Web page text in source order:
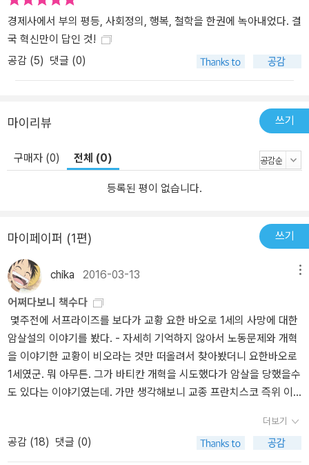
의 조건을 두루 갖춘 경제를 지칭하기 위해 사용하는 <근대 경제>는
미국과 영국 등의 <자본주의 경제>이다. 그러나 모든 자본주의 경제
가 근대 경제는 아니며, 따라서 이 책에서는 근대 경제라는 표현이 좀
더 정확한 표현이 된다. 이 책에 따르면 상업 자본주의에서 진화한 근
대 경제는 19세 초부터 놀라운 번영을 구가했다. 무엇이 달라졌을까?
명과 산업 혁명에 따른 생산성 도약은 그간 가장 설득력 있는 설명으
로 여겨졌다. 그러나 펠프스는 실증 지표를 통해 이 같은 설명이 사실
과 잘 부합하지 않는다고 반박한다. 공정과 이론의 개선에 따른 생산
성의 개선을 부정하는 것은 아니지만, 그것이 번영의 핵심 요인일 정
도로 크지는 않았다는 것이다. 오히려 펠프스는 번영의 원천이 평범
요한 것은 몇몇 탁월한 혁신이 아니라 비록 작더라도 국민 대다수가
참여하는 작은 혁신들이다. 대번영Mass Flourishing, 즉 대중 번영이
란 오직 이 요건이 충족될 때만 가능하다. 이를테면 이 책은 제임스 와
트의 증기기관이 실제로 경제에 미친 영향은 미미했음을 강조하고,
기층 대중으로부터 일어난 거대한 혁신의 파고, 즉 <자생적 혁신>이
경제에 역동성을 불어넣었음을 보여 준다. 그렇다면 근대 경제는 어
떻게 <자생적 혁신>을 만들어 냈을까. 상업 자본주의 시대의 혁신은
몇몇 귀족과 부르주아의 전유물이었으며, 이는 국가를 부유하게 했지
만 대중의 부에는 기여하지 않았다. 19세기 초는 근대의 출발이었다.
에릭 홉스봄이 <혁명의 시대>로 명명한 이 시기에 개인의 성장과 참
이 확대되고 민주주의가 뿌리를 내렸다. 회사법 등의 상업 및 금융 제
도가 경제 참여의 장벽을 허물기 시작했다. 그리고 무엇보다 도전과
경제사에서 부의 평등, 사회정의, 행복, 철학을 한권에 녹아내었다. 결
국 혁신만이 답인 것!
공감 (5) 댓글 (0)
마이리뷰 쓰기
구매자 (0) 전체 (0)
등록된 평이 없습니다.
마이페이퍼 (1편) 쓰기
chika 2016-03-13
어쩌다보니 책수다
몇주전에 서프라이즈를 보다가 교황 요한 바오로 1세의 사망에 대한
암살설의 이야기를 봤다. - 자세히 기억하지 않아서 노동문제와 개혁
을 이야기한 교황이 비오라는 것만 떠올려서 찾아봤더니 요한바오로
1세였군. 뭐 아무튼. 그가 바티칸 개혁을 시도했다가 암살을 당했을수
도 있다는 이야기였는데. 가만 생각해보니 교종 프란치스코 즉위 이
칸 은행의 계좌를 해지해달라는 요청이 들어왔다는 이야기가 생각났
다. 유학생활을 할때 계좌 개설을 했지만 귀국하면서 십수년을 그대
더보기
공감 (18) 댓글 (0)